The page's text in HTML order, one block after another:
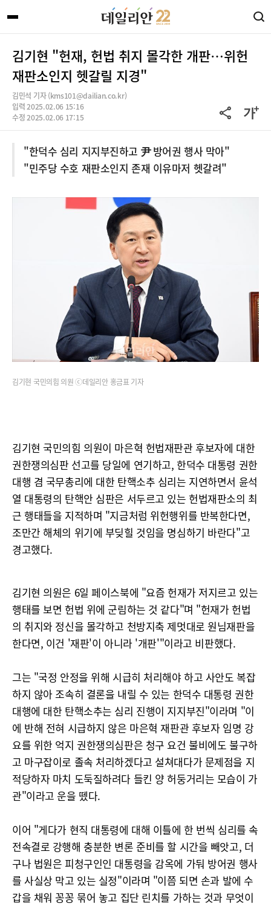
김기현 "헌재, 헌법 취지 몰각한 개판…위헌
재판소인지 헷갈릴 지경"
김민석 기자 (kms101@dailian.co.kr)
입력 2025.02.06 15:16
수정 2025.02.06 17:15
"한덕수 심리 지지부진하고 尹 방어권 행사 막아"
"민주당 수호 재판소인지 존재 이유마저 헷갈려"
김기현 국민의힘 의원 ⓒ데일리안 홍금표 기자
김기현 국민의힘 의원이 마은혁 헌법재판관 후보자에 대한
권한쟁의심판 선고를 당일에 연기하고, 한덕수 대통령 권한
대행 겸 국무총리에 대한 탄핵소추 심리는 지연하면서 윤석
열 대통령의 탄핵안 심판은 서두르고 있는 헌법재판소의 최
근 행태들을 지적하며 "지금처럼 위헌행위를 반복한다면,
조만간 해체의 위기에 부딪힐 것임을 명심하기 바란다"고
경고했다.
김기현 의원은 6일 페이스북에 "요즘 헌재가 저지르고 있는
행태를 보면 헌법 위에 군림하는 것 같다"며 "헌재가 헌법
의 취지와 정신을 몰각하고 천방지축 제멋대로 원님재판을
한다면, 이건 '재판'이 아니라 '개판'"이라고 비판했다.
그는 "국정 안정을 위해 시급히 처리해야 하고 사안도 복잡
하지 않아 조속히 결론을 내릴 수 있는 한덕수 대통령 권한
대행에 대한 탄핵소추는 심리 진행이 지지부진"이라며 "이
에 반해 전혀 시급하지 않은 마은혁 재판관 후보자 임명 강
요를 위한 억지 권한쟁의심판은 청구 요건 불비에도 불구하
고 마구잡이로 졸속 처리하겠다고 설쳐대다가 문제점을 지
적당하자 마치 도둑질하려다 들킨 양 허둥거리는 모습이 가
관"이라고 운을 뗐다.
이어 "게다가 현직 대통령에 대해 이틀에 한 번씩 심리를 속
전속결로 강행해 충분한 변론 준비를 할 시간을 빼앗고, 더
구나 법원은 피청구인인 대통령을 감옥에 가둬 방어권 행사
를 사실상 막고 있는 실정"이라며 "이쯤 되면 손과 발에 수
갑을 채워 꽁꽁 묶어 놓고 집단 린치를 가하는 것과 무엇이